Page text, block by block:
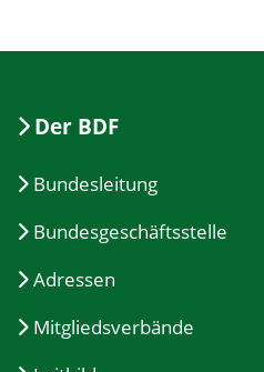
Der BDF
Bundesleitung
Bundesgeschäftsstelle
Adressen
Mitgliedsverbände